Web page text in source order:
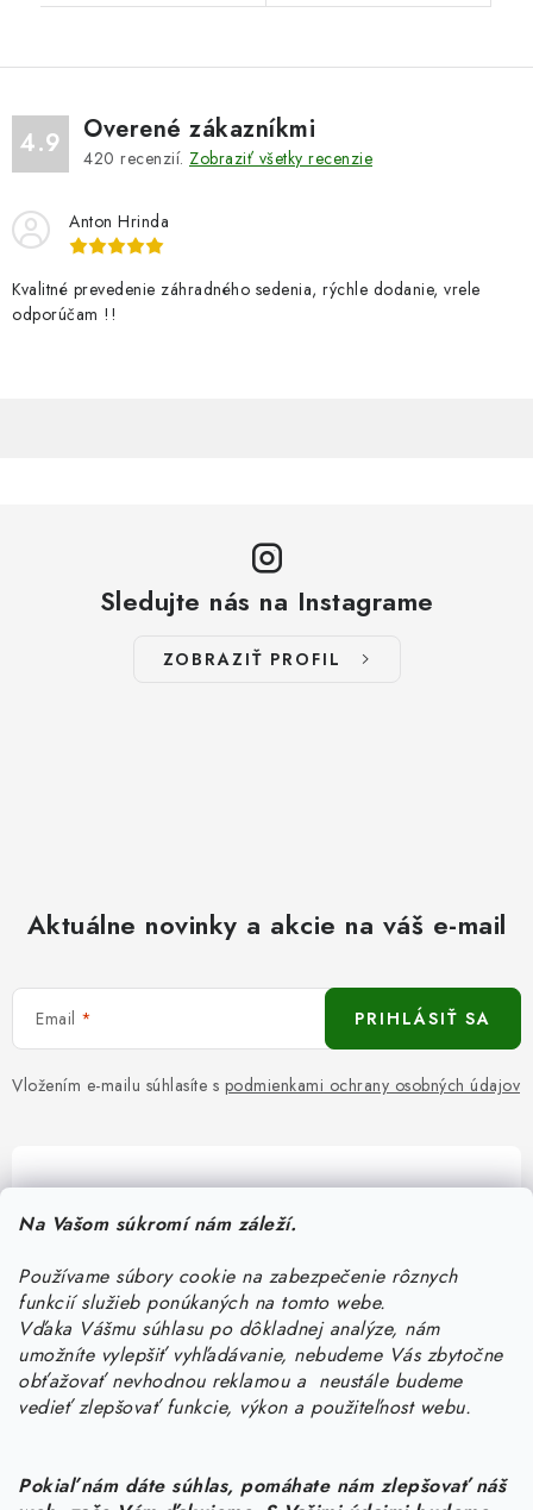
Na Vašom súkromí nám záleží.
Používame súbory cookie na zabezpečenie rôznych
funkcií služieb ponúkaných na tomto webe.
Vďaka Vášmu súhlasu po dôkladnej analýze, nám
umožníte vylepšiť vyhľadávanie, nebudeme Vás zbytočne
obťažovať nevhodnou reklamou a neustále budeme
vedieť zlepšovať funkcie, výkon a použiteľnost webu.
Pokiaľ nám dáte súhlas, pomáhate nám zlepšovať náš
4.9 Overené zákazníkmi
420 recenzií. Zobraziť všetky recenzie
Anton Hrinda
Kvalitné prevedenie záhradného sedenia, rýchle dodanie, vrele
odporúčam !!
Sledujte nás na Instagrame
ZOBRAZIŤ PROFIL
Aktuálne novinky a akcie na váš e-mail
Email
Vložením e-mailu súhlasíte s podmienkami ochrany osobných údajov
PRIHLÁSIŤ SA
Pomôžeme vám s výberom
Potrebujete s niečím poradiť? Sme tu pre vás!
objednavky@kurin.sk
0950456469